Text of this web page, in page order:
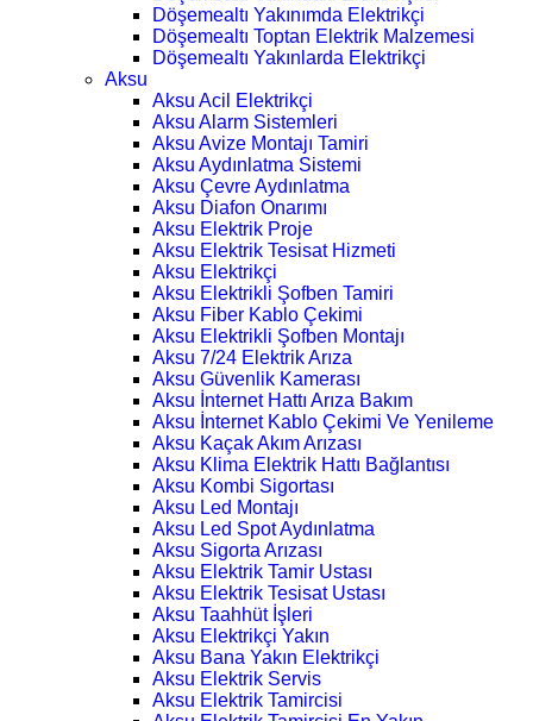
Döşemealtı Yakınımda Elektrikçi
Döşemealtı Toptan Elektrik Malzemesi
Döşemealtı Yakınlarda Elektrikçi
Aksu
Aksu Acil Elektrikçi
Aksu Alarm Sistemleri
Aksu Avize Montajı Tamiri
Aksu Aydınlatma Sistemi
Aksu Çevre Aydınlatma
Aksu Diafon Onarımı
Aksu Elektrik Proje
Aksu Elektrik Tesisat Hizmeti
Aksu Elektrikçi
Aksu Elektrikli Şofben Tamiri
Aksu Fiber Kablo Çekimi
Aksu Elektrikli Şofben Montajı
Aksu 7/24 Elektrik Arıza
Aksu Güvenlik Kamerası
Aksu İnternet Hattı Arıza Bakım
Aksu İnternet Kablo Çekimi Ve Yenileme
Aksu Kaçak Akım Arızası
Aksu Klima Elektrik Hattı Bağlantısı
Aksu Kombi Sigortası
Aksu Led Montajı
Aksu Led Spot Aydınlatma
Aksu Sigorta Arızası
Aksu Elektrik Tamir Ustası
Aksu Elektrik Tesisat Ustası
Aksu Taahhüt İşleri
Aksu Elektrikçi Yakın
Aksu Bana Yakın Elektrikçi
Aksu Elektrik Servis
Aksu Elektrik Tamircisi